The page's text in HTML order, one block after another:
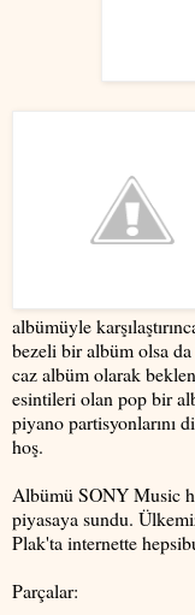
albümüyle
bezeli bir albüm olsa
caz albüm olarak
esintileri olan pop bir
piyano partisyonlarını
hoş.
Albümü SONY Music
piyasaya sundu.
Plak'ta internette
Parçalar: